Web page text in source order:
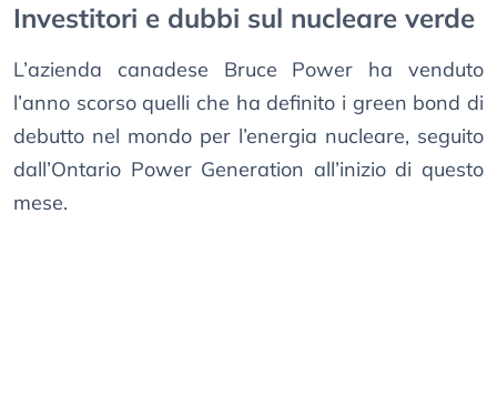
Investitori e dubbi sul nucleare verde
L’azienda canadese Bruce Power ha venduto
l’anno scorso quelli che ha definito i green bond di
debutto nel mondo per l’energia nucleare, seguito
dall’Ontario Power Generation all’inizio di questo
mese.